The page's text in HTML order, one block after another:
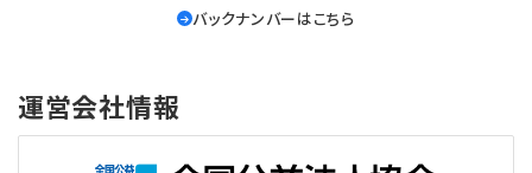
バックナンバーはこちら
運営会社情報